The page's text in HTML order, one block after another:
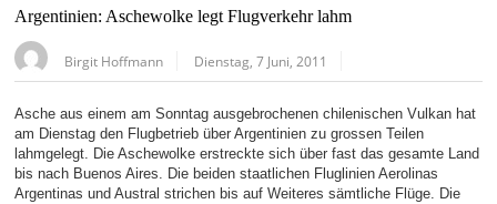
Argentinien: Aschewolke legt Flugverkehr lahm
Birgit Hoffmann Dienstag, 7 Juni, 2011
Asche aus einem am Sonntag ausgebrochenen chilenischen Vulkan hat
am Dienstag den Flugbetrieb über Argentinien zu grossen Teilen
lahmgelegt. Die Aschewolke erstreckte sich über fast das gesamte Land
bis nach Buenos Aires. Die beiden staatlichen Fluglinien Aerolinas
Argentinas und Austral strichen bis auf Weiteres sämtliche Flüge. Die